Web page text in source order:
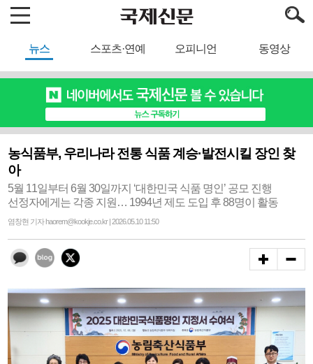
뉴스 스포츠·연예 오피니언 동영상
농식품부, 우리나라 전통 식품 계승·발전시킬 장인 찾
아
5월 11일부터 6월 30일까지 ‘대한민국 식품 명인’ 공모 진행
선정자에게는 각종 지원… 1994년 제도 도입 후 88명이 활동
염창현 기자 haorem@kookje.co.kr | 2026.05.10 11:50